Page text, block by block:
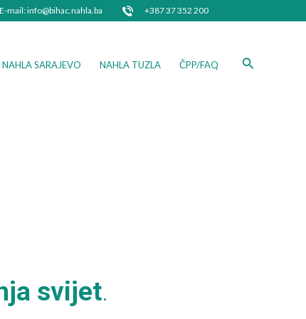
mail: info@bihac.nahla.ba +387 37 352 200
NAHLA SARAJEVO NAHLA TUZLA ČPP/FAQ Search
svijet.